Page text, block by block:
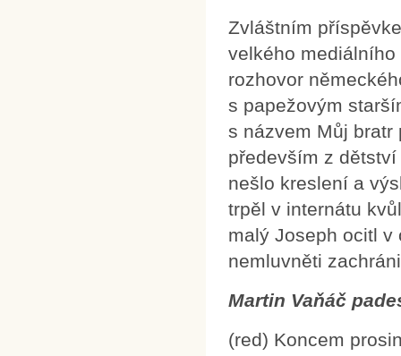
Zvláštním
velkého mediálního
rozhovor
s papežovým
s názvem Můj bratr
především z
nešlo kreslení a
trpěl v internátu
malý Joseph ocitl
nemluvněti
Martin Vaňáč
(red) Koncem